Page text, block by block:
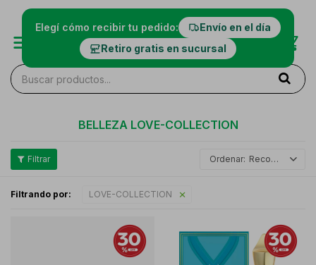
Elegí cómo recibir tu pedido:
Envío en el día
Retiro gratis en sucursal
BELLEZA LOVE-COLLECTION
Recomendados
Filtrando por: LOVE-COLLECTION